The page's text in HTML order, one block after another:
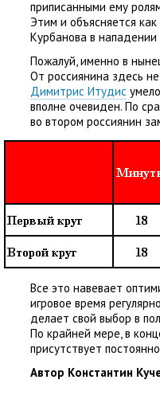
приписанными ему
Этим и объясняется
Курбанова в
Пожалуй, именно в
От россиянина здесь
Димитрис Итудис
вполне очевиден. По
во втором россиянин
Все это навевает
игровое время
делает свой выбор в
По крайней мере, в
присутствует
Автор Константин